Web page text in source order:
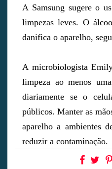
A Samsung sugere o
limpezas leves. O
danifica o aparelho,
A microbiologista
limpeza ao menos
diariamente se o
públicos. Manter as
aparelho a ambientes
reduzir a contaminação.